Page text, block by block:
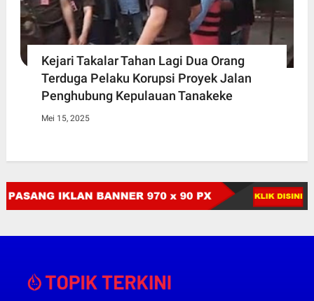
Kejari Takalar Tahan Lagi Dua Orang
Terduga Pelaku Korupsi Proyek Jalan
Penghubung Kepulauan Tanakeke
Mei 15, 2025